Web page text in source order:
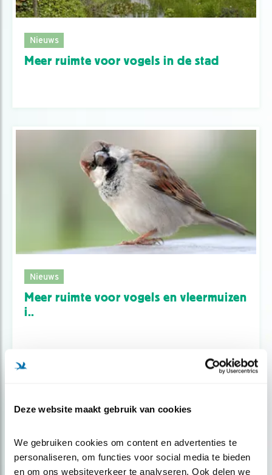
Deze website maakt gebruik van cookies
We gebruiken cookies om content en advertenties te
personaliseren, om functies voor social media te bieden
en om ons websiteverkeer te analyseren. Ook delen we
Nieuws
Meer ruimte voor vogels in de stad
Nieuws
Meer ruimte voor vogels en vleermuizen
i..